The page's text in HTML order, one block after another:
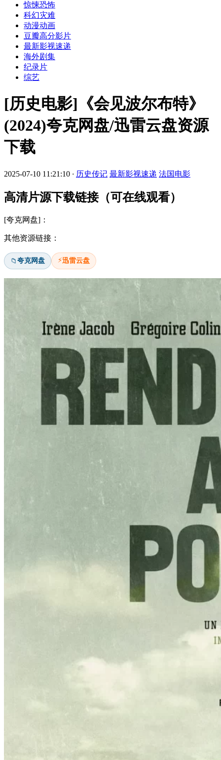
惊悚恐怖
科幻灾难
动漫动画
豆瓣高分影片
最新影视速递
海外剧集
纪录片
综艺
[历史电影]《会见波尔布特》
(2024)夸克网盘/迅雷云盘资源
下载
2025-07-10 11:21:10 · 历史传记 最新影视速递 法国电影
高清片源下载链接（可在线观看）
[夸克网盘]：
其他资源链接：
📁夸克网盘 ⚡迅雷云盘